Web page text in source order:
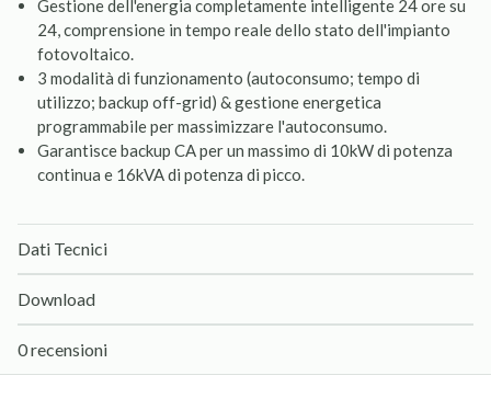
Gestione dell'energia completamente intelligente 24 ore su
24, comprensione in tempo reale dello stato dell'impianto
fotovoltaico.
3 modalità di funzionamento (autoconsumo; tempo di
utilizzo; backup off-grid) & gestione energetica
programmabile per massimizzare l'autoconsumo.
Garantisce backup CA per un massimo di 10kW di potenza
continua e 16kVA di potenza di picco.
Dati Tecnici
Download
0 recensioni